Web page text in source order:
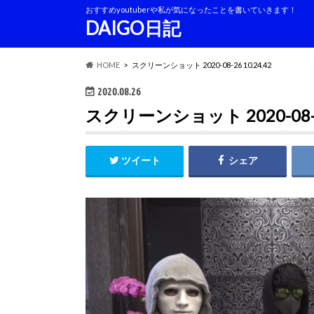
おすすめyoutuberや私が気になったことを書いていきます！
DAIGO日記
HOME スクリーンショット 2020-08-26 10.24.42
2020.08.26
スクリーンショット 2020-
ツイート シェア